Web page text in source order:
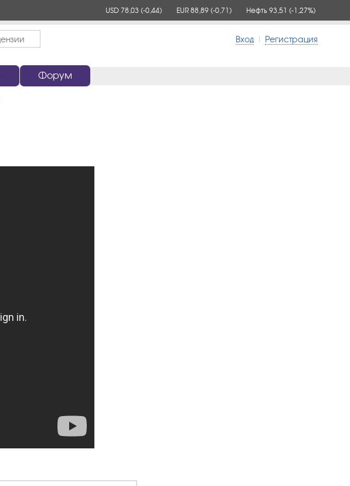
USD 78,03 (-0,44) EUR 88,89 (-0,71) Нефть 93,51 (-1,27%)
Вход | Регистрация
Форум